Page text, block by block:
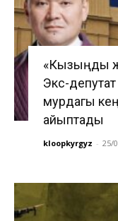
«Кызыңды
Экс-
мурдагы
айыптады
kloopkyrgyz - 25/